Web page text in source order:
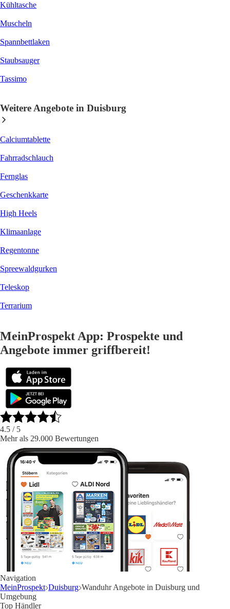
Kühltasche
Muscheln
Spannbettlaken
Staubsauger
Tassimo
Weitere Angebote in Duisburg
Calciumtablette
Fahrradschlauch
Fernglas
Geschenkkarte
High Heels
Klimaanlage
Regentonne
Spreewaldgurken
Teleskop
Terrarium
MeinProspekt App: Prospekte und
Angebote immer griffbereit!
4.5 / 5
Mehr als 29.000 Bewertungen
Navigation
MeinProspekt Duisburg Wanduhr Angebote in Duisburg und
Umgebung
Top Händler